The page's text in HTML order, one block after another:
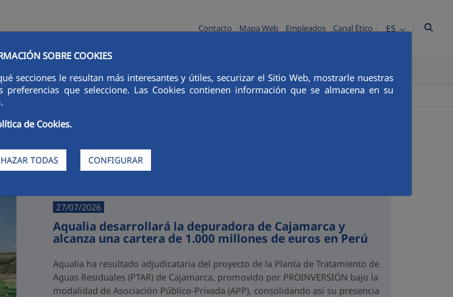
SOBRE COOKIES
secciones le resultan más interesantes y útiles, securizar el Sitio Web, mostrarle nuestras
que seleccione. Las Cookies contienen información que se almacena en su
de Cookies.
TODAS CONFIGURAR
Contacto Mapa Web Empleados Canal Ético ES
noticias
27/07/2026
Aqualia desarrollará la depuradora de Cajamarca y
alcanza una cartera de 1.000 millones de euros en Perú
Aqualia ha resultado adjudicataria del proyecto de la Planta de Tratamiento de
Aguas Residuales (PTAR) de Cajamarca, promovido por PROINVERSIÓN bajo la
modalidad de Asociación Público-Privada (APP), consolidando así su presencia